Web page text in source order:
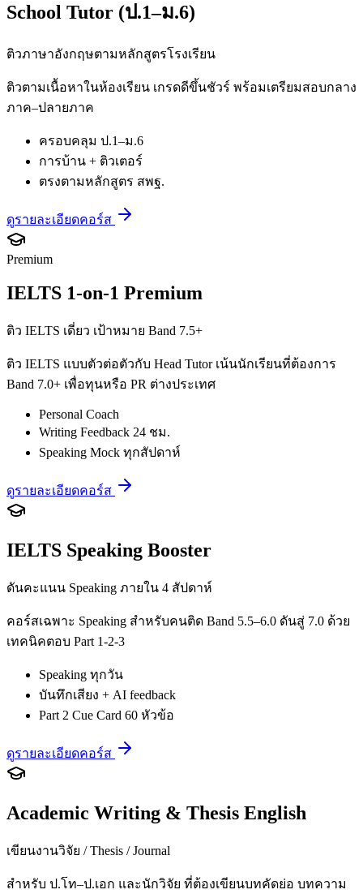
School Tutor (ป.1–ม.6)
ติวภาษาอังกฤษตามหลักสูตรโรงเรียน
ติวตามเนื้อหาในห้องเรียน เกรดดีขึ้นชัวร์ พร้อมเตรียมสอบกลาง
ภาค–ปลายภาค
ครอบคลุม ป.1–ม.6
การบ้าน + ติวเตอร์
ตรงตามหลักสูตร สพฐ.
ดูรายละเอียดคอร์ส
Premium
IELTS 1-on-1 Premium
ติว IELTS เดี่ยว เป้าหมาย Band 7.5+
ติว IELTS แบบตัวต่อตัวกับ Head Tutor เน้นนักเรียนที่ต้องการ
Band 7.0+ เพื่อทุนหรือ PR ต่างประเทศ
Personal Coach
Writing Feedback 24 ชม.
Speaking Mock ทุกสัปดาห์
ดูรายละเอียดคอร์ส
IELTS Speaking Booster
ดันคะแนน Speaking ภายใน 4 สัปดาห์
คอร์สเฉพาะ Speaking สำหรับคนติด Band 5.5–6.0 ดันสู่ 7.0 ด้วย
เทคนิคตอบ Part 1-2-3
Speaking ทุกวัน
บันทึกเสียง + AI feedback
Part 2 Cue Card 60 หัวข้อ
ดูรายละเอียดคอร์ส
Academic Writing & Thesis English
เขียนงานวิจัย / Thesis / Journal
สำหรับ ป.โท–ป.เอก และนักวิจัย ที่ต้องเขียนบทคัดย่อ บทความ